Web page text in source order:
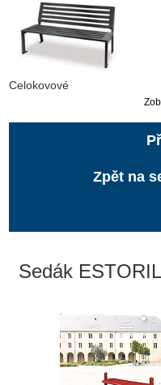
Celokovové
Zpět na
Sedák